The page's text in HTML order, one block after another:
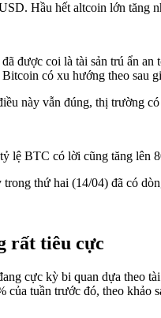
Hầu hết altcoin lớn tăng
được coi là tài sản trú ẩn
có xu hướng theo sau
này vẫn đúng, thị trường
lệ BTC có lời cũng tăng lên
thứ hai (14/04) đã có
rất tiêu cực
cực kỳ bi quan dựa theo
của tuần trước đó, theo khảo